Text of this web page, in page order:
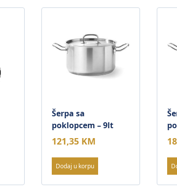
Šerpa sa
poklopcem – 9lt
121,35 KM
Dodaj u korpu